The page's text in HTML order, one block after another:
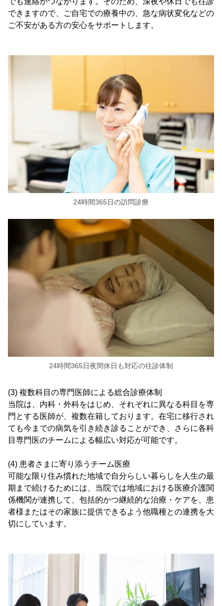
できますので、ご自宅での療養中の、急な病状変化などの
ご不安がある方の安心をサポートします。
24時間365日の訪問診療
24時間365日夜間休日も対応の往診体制
(3) 複数科目の専門医師による総合診療体制
当院は、内科・外科をはじめ、それぞれに異なる科目を専
門とする医師が、複数在籍しております。在宅に移行され
ても今までの病気を引き続き診ることができ、さらに各科
目専門医のチームによる幅広い対応が可能です。
(4) 患者さまに寄り添うチーム医療
可能な限り住み慣れた地域で自分らしい暮らしを人生の最
期まで続けるためには、当院では地域における医療介護関
係機関が連携して、包括的かつ継続的な治療・ケアを、患
者様またはその家族に提供できるよう他職種との連携を大
切にしています。